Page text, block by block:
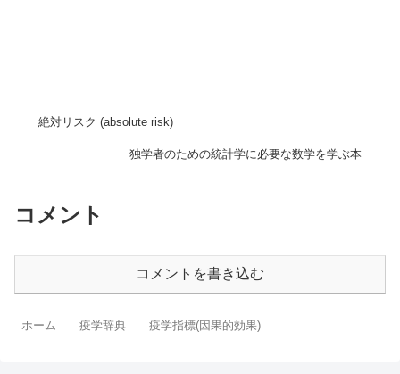
絶対リスク (absolute risk)
独学者のための統計学に必要な数学を学ぶ本
コメント
コメントを書き込む
ホーム 疫学辞典 疫学指標(因果的効果)